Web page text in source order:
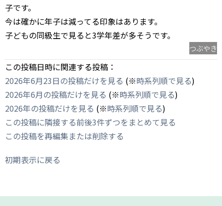
子です。
今は確かに年子は減ってる印象はあります。
子どもの同級生で見ると3学年差が多そうです。
つぶやき
この投稿日時に関連する投稿：
2026年6月23日の投稿だけを見る (※時系列順で見る)
2026年6月の投稿だけを見る (※時系列順で見る)
2026年の投稿だけを見る (※時系列順で見る)
この投稿に隣接する前後3件ずつをまとめて見る
この投稿を再編集または削除する
初期表示に戻る